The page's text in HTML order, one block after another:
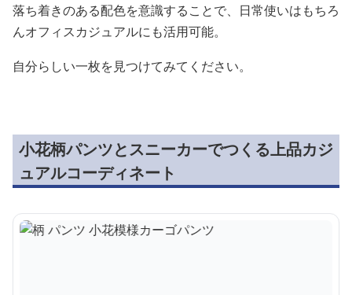
落ち着きのある配色を意識することで、日常使いはもちろ
んオフィスカジュアルにも活用可能。
自分らしい一枚を見つけてみてください。
小花柄パンツとスニーカーでつくる上品カジ
ュアルコーディネート